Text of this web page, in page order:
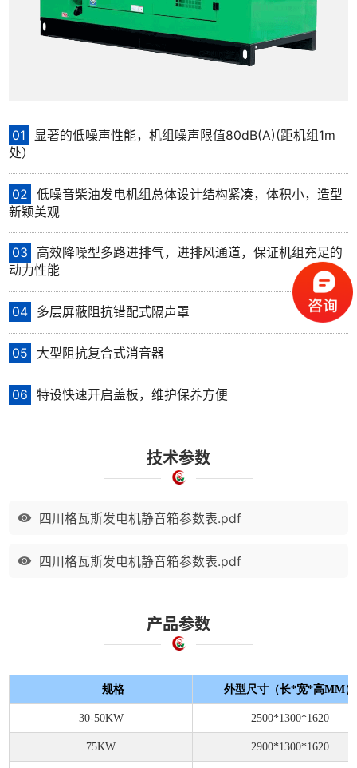
01
显著的低噪声性能，机组噪声限值80dB(A)(距机组1m
处）
02
低噪音柴油发电机组总体设计结构紧凑，体积小，造型
新颖美观
03
高效降噪型多路进排气，进排风通道，保证机组充足的
动力性能
04 多层屏蔽阻抗错配式隔声罩
05 大型阻抗复合式消音器
06 特设快速开启盖板，维护保养方便
技术参数
四川格瓦斯发电机静音箱参数表.pdf
四川格瓦斯发电机静音箱参数表.pdf
产品参数